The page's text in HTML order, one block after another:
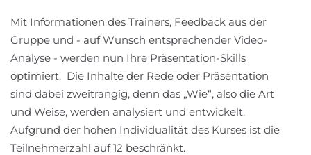
Mit Informationen des Trainers, Feedback aus der
Gruppe und - auf Wunsch entsprechender Video-
Analyse - werden nun Ihre Präsentation-Skills
optimiert. Die Inhalte der Rede oder Präsentation
sind dabei zweitrangig, denn das „Wie“, also die Art
und Weise, werden analysiert und entwickelt.
Aufgrund der hohen Individualität des Kurses ist die
Teilnehmerzahl auf 12 beschränkt.